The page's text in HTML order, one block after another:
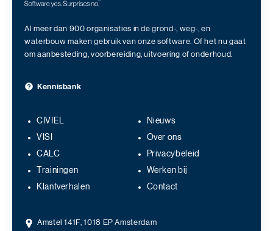
Al meer dan 900 organisaties in de grond-, weg-, en
waterbouw maken gebruik van onze software. Of het nu gaat
om aanbesteding, voorbereiding, uitvoering of onderhoud.
Kennisbank
CIVIEL
VISI
CALC
Trainingen
Klantverhalen
Nieuws
Over ons
Privacybeleid
Werken bij
Contact
Amstel 141F, 1018 EP Amsterdam